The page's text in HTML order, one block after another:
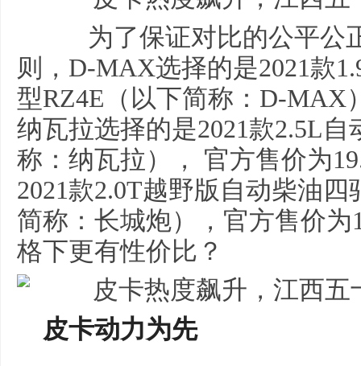
为了保证对比的公平公
则，D-MAX选择的是2021款
型RZ4E（以下简称：D-MAX
纳瓦拉选择的是2021款2.5L
称：纳瓦拉）， 官方售价为
2021款2.0T越野版自动柴油
简称：长城炮），官方售价
格下更有性价比？
皮卡动力为先